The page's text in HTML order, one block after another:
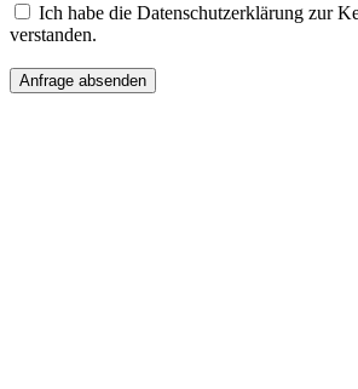
Ich habe die Datenschutzerklärung zur
verstanden.
Anfrage absenden